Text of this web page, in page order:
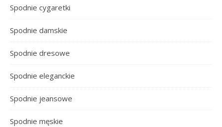
Spodnie cygaretki
Spodnie damskie
Spodnie dresowe
Spodnie eleganckie
Spodnie jeansowe
Spodnie męskie